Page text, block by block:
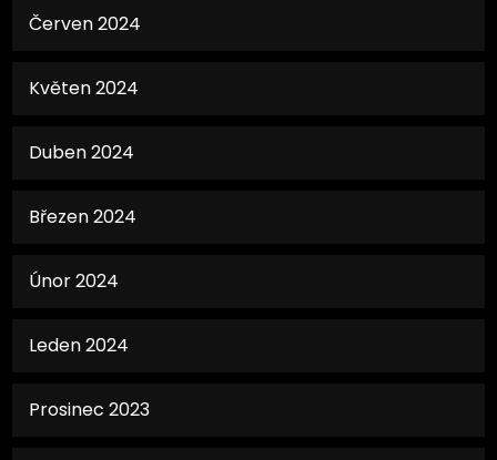
Červen 2024
Květen 2024
Duben 2024
Březen 2024
Únor 2024
Leden 2024
Prosinec 2023